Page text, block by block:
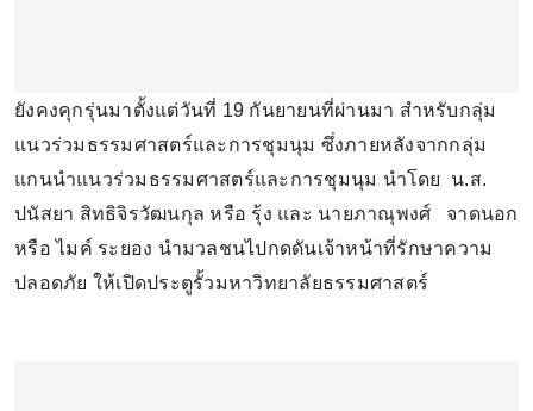
ยังคงคุกรุ่นมาตั้งแต่วันที่ 19 กันยายนที่ผ่านมา สำหรับกลุ่ม
แนวร่วมธรรมศาสตร์และการชุมนุม ซึ่งภายหลังจากกลุ่ม
แกนนำแนวร่วมธรรมศาสตร์และการชุมนุม นำโดย น.ส.
ปนัสยา สิทธิจิรวัฒนกุล หรือ รุ้ง และ นายภาณุพงศ์ จาดนอก
หรือ ไมค์ ระยอง นำมวลชนไปกดดันเจ้าหน้าที่รักษาความ
ปลอดภัย ให้เปิดประตูรั้วมหาวิทยาลัยธรรมศาสตร์